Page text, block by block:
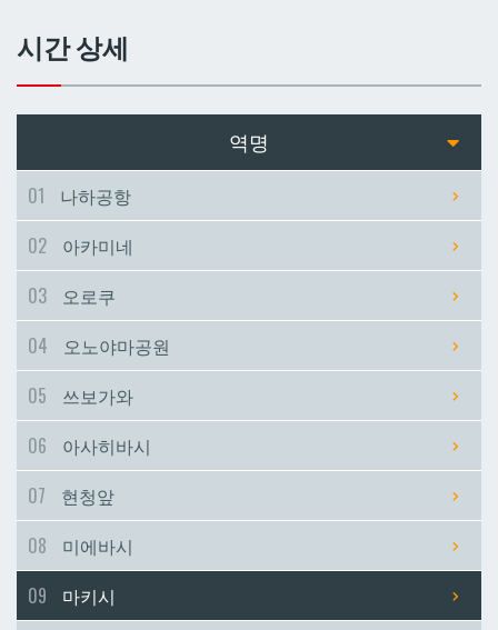
아사토
시립병원앞
아사토
시립병원앞
시간 상세
역명
01
나하공항
02
아카미네
03
오로쿠
04
오노야마공원
05
쓰보가와
06
아사히바시
07
현청앞
08
미에바시
09
마키시